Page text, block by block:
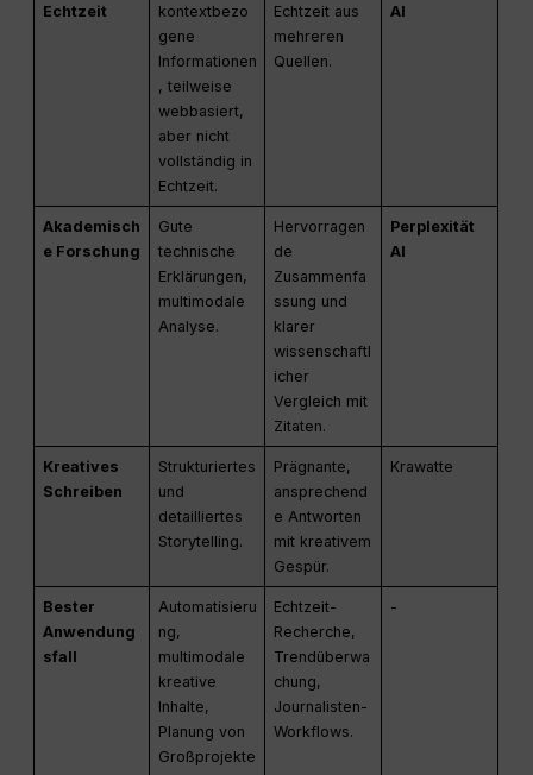
Echtzeit
kontextbezo
gene
Informationen
, teilweise
webbasiert,
aber nicht
vollständig in
Echtzeit.
Echtzeit aus
mehreren
Quellen.
AI
Akademisch
e Forschung
Gute
technische
Erklärungen,
multimodale
Analyse.
Hervorragen
de
Zusammenfa
ssung und
klarer
wissenschaftl
icher
Vergleich mit
Zitaten.
Perplexität
AI
Kreatives
Schreiben
Strukturiertes
und
detailliertes
Storytelling.
Prägnante,
ansprechend
e Antworten
mit kreativem
Gespür.
Krawatte
Bester
Anwendung
sfall
Automatisieru
ng,
multimodale
kreative
Inhalte,
Planung von
Großprojekte
Echtzeit-
Recherche,
Trendüberwa
chung,
Journalisten-
Workflows.
-